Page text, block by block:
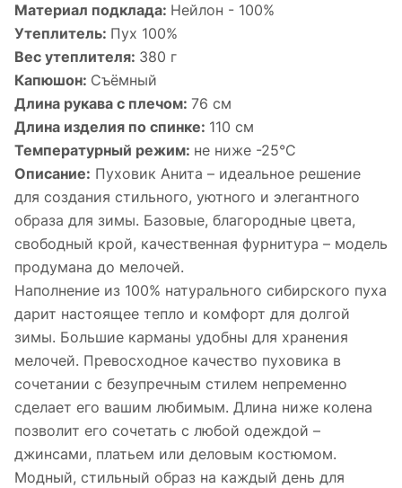
Материал подклада: Нейлон - 100%
Утеплитель: Пух 100%
Вес утеплителя: 380 г
Капюшон: Съёмный
Длина рукава с плечом: 76 см
Длина изделия по спинке: 110 см
Температурный режим: не ниже -25°С
Описание: Пуховик Анита – идеальное решение
для создания стильного, уютного и элегантного
образа для зимы. Базовые, благородные цвета,
свободный крой, качественная фурнитура – модель
продумана до мелочей.
Наполнение из 100% натурального сибирского пуха
дарит настоящее тепло и комфорт для долгой
зимы. Большие карманы удобны для хранения
мелочей. Превосходное качество пуховика в
сочетании с безупречным стилем непременно
сделает его вашим любимым. Длина ниже колена
позволит его сочетать с любой одеждой –
джинсами, платьем или деловым костюмом.
Модный, стильный образ на каждый день для